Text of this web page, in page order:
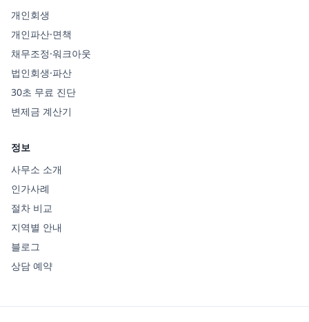
개인회생
개인파산·면책
채무조정·워크아웃
법인회생·파산
30초 무료 진단
변제금 계산기
정보
사무소 소개
인가사례
절차 비교
지역별 안내
블로그
상담 예약